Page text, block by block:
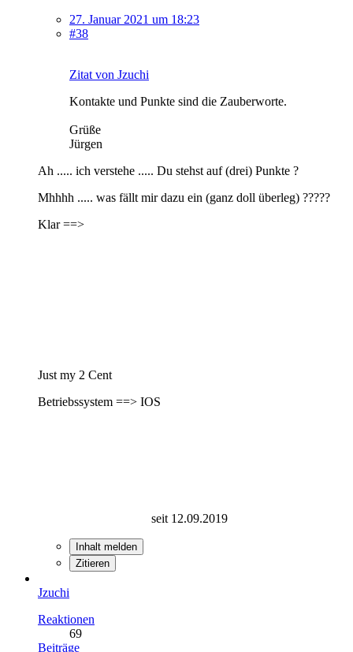
27. Januar 2021 um 18:23
#38
Zitat von Jzuchi
Kontakte und Punkte sind die Zauberworte.
Grüße
Jürgen
Ah ..... ich verstehe ..... Du stehst auf (drei) Punkte ?
Mhhhh ..... was fällt mir dazu ein (ganz doll überleg) ?????
Klar ==>
Just my 2 Cent
Betriebssystem ==> IOS
seit 12.09.2019
Inhalt melden
Zitieren
Jzuchi
Reaktionen
69
Beiträge